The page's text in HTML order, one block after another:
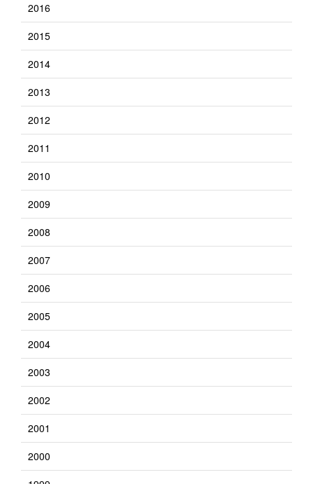
2016
2015
2014
2013
2012
2011
2010
2009
2008
2007
2006
2005
2004
2003
2002
2001
2000